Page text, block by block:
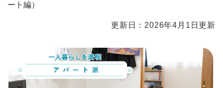
ート編）
更新日：2026年4月1日更新